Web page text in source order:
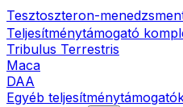
Tesztoszteron-
Teljesítménytámogató
Tribulus Terrestris
Maca
DAA
Egyéb